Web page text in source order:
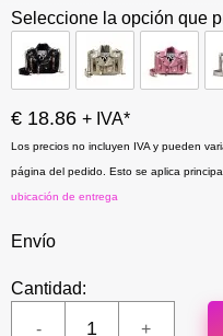
Seleccione la opción que
€ 18.86 + IVA*
Los precios no incluyen IVA y pueden
página del pedido. Esto se aplica
ubicación de entrega
Envío
Cantidad: